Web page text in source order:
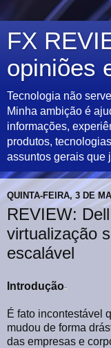
FX
opiniões
Tecnologia não
Minha ambição é
informações,
produtos,
assuntos gerais que
QUINTA-FEIRA, 3 DE
REVIEW:
virtualização
escalável
Introdução
É fato incontestável
mudou de forma
das empresas e